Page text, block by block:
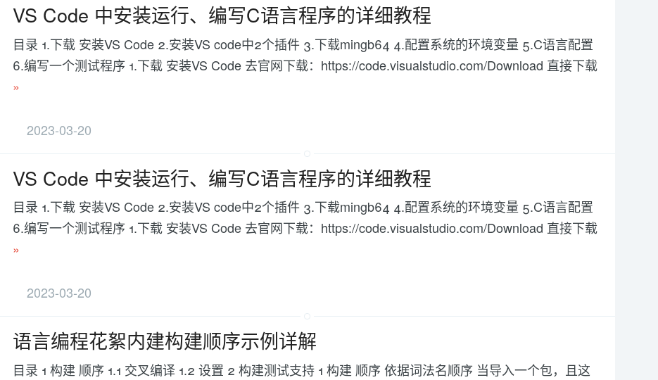
VS Code 中安装运行、编写C语言程序的详细教程
目录 1.下载 安装VS Code 2.安装VS code中2个插件 3.下载mingb64 4.配置系统的环境变量 5.C语言配置
6.编写一个测试程序 1.下载 安装VS Code 去官网下载：https://code.visualstudio.com/Download 直接下载
»
2023-03-20
VS Code 中安装运行、编写C语言程序的详细教程
目录 1.下载 安装VS Code 2.安装VS code中2个插件 3.下载mingb64 4.配置系统的环境变量 5.C语言配置
6.编写一个测试程序 1.下载 安装VS Code 去官网下载：https://code.visualstudio.com/Download 直接下载
»
2023-03-20
语言编程花絮内建构建顺序示例详解
目录 1 构建 顺序 1.1 交叉编译 1.2 设置 2 构建测试支持 1 构建 顺序 依据词法名顺序 当导入一个包，且这